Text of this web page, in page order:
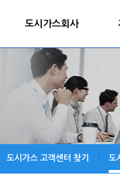
도시가스회사
도시가스 고객센터 찾기 도